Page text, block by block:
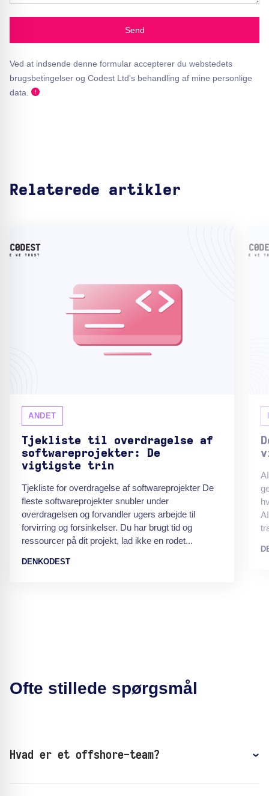
Send
Ved at indsende denne formular accepterer du webstedets
brugsbetingelser og Codest Ltd's behandling af mine personlige
data.
Relaterede artikler
ANDET
Tjekliste til overdragelse af
softwareprojekter: De
vigtigste trin
Tjekliste for overdragelse af softwareprojekter De
fleste softwareprojekter snubler under
overdragelsen og forvandler ugers arbejde til
forvirring og forsinkelser. Du har brugt tid og
ressourcer på dit projekt, lad ikke en rodet...
DENKODEST
Ofte stillede spørgsmål
Hvad er et offshore-team?